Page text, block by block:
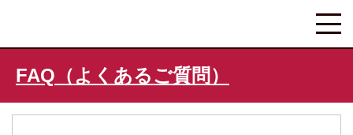
FAQ（よくあるご質問）